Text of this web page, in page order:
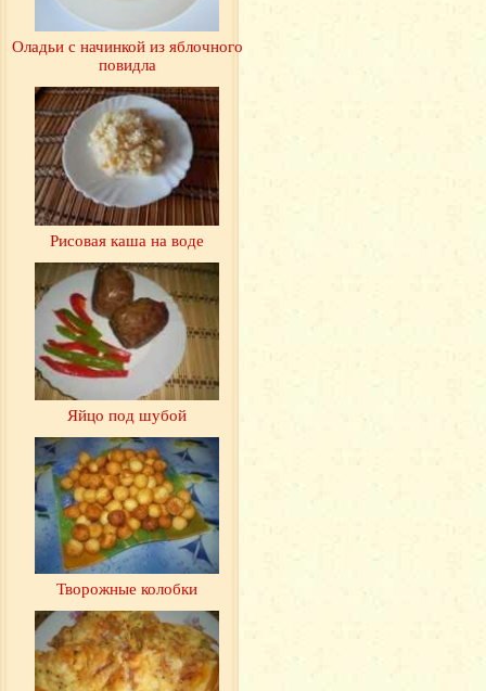
Оладьи с начинкой из яблочного
повидла
Рисовая каша на воде
Яйцо под шубой
Творожные колобки